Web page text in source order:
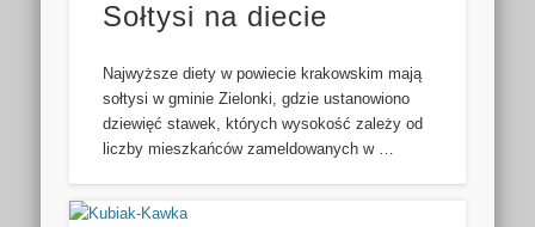
Sołtysi na diecie
Najwyższe diety w powiecie krakowskim mają
sołtysi w gminie Zielonki, gdzie ustanowiono
dziewięć stawek, których wysokość zależy od
liczby mieszkańców zameldowanych w …